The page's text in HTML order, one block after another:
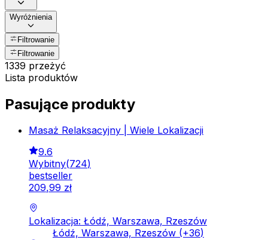
Wyróżnienia
Filtrowanie
Filtrowanie
1339 przeżyć
Lista produktów
Pasujące produkty
Masaż Relaksacyjny | Wiele Lokalizacji
9.6
Wybitny(724)
bestseller
209,99 zł
Lokalizacja: Łódź, Warszawa, Rzeszów
Łódź, Warszawa, Rzeszów (+36)